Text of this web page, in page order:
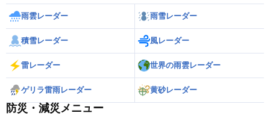
雨雲レーダー 雨雪レーダー
積雪レーダー 風レーダー
雷レーダー 世界の雨雲レーダー
ゲリラ雷雨レーダー 黄砂レーダー
防災・減災メニュー